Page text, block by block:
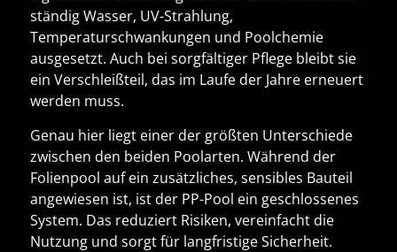
ständig Wasser, UV-Strahlung,
Temperaturschwankungen und Poolchemie
ausgesetzt. Auch bei sorgfältiger Pflege bleibt sie
ein Verschleißteil, das im Laufe der Jahre erneuert
werden muss.
Genau hier liegt einer der größten Unterschiede
zwischen den beiden Poolarten. Während der
Folienpool auf ein zusätzliches, sensibles Bauteil
angewiesen ist, ist der PP-Pool ein geschlossenes
System. Das reduziert Risiken, vereinfacht die
Nutzung und sorgt für langfristige Sicherheit.